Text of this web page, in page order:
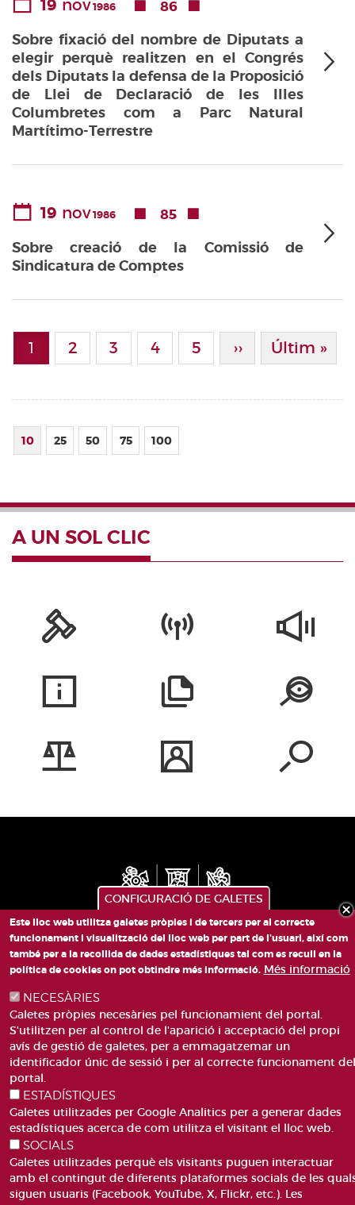
19 nov1986 86
Sobre fixació del nombre de Diputats a
elegir perquè realitzen en el Congrés
dels Diputats la defensa de la Proposició
de Llei de Declaració de les Illes
Columbretes com a Parc Natural
Martítimo-Terrestre
19 nov1986 85
Sobre creació de la Comissió de
Sindicatura de Comptes
Paginació
Pàgina actual
1 Page
2 Page
3 Page
4 Page
5 Pàgina
›› Última
Últim »
10 25 50 75 100
A UN SOL CLIC
PLAÇA DE SANT LLORENÇ, 4 VALÈNCIA 46003
TELÈFON: 963188000
Pie
de
página
ACCESIBILITAT
CANAL DE DENÚNCIES
CONTACTEU
GLOSSARI
PREGUNTES FREQÜENTS
MAPA WEB
POLÍTICA DE GALETES
CONFIGURACIÓ DE GALETES
Este lloc web utilitza galetes pròpies i de tercers per al correcte
funcionament i visualització del lloc web per part de l'usuari, així com
també per a la recollida de dades estadístiques tal com es recull en la
política de cookies on pot obtindre més informació. Més informació
NECESÀRIES
Galetes pròpies necesàries pel funcionamient del portal.
S'utilitzen per al control de l'aparició i acceptació del propi
avís de gestió de galetes, per a emmagatzemar un
identificador únic de sessió i per al correcte funcionament del
portal.
ESTADÍSTIQUES
Galetes utilitzades per Google Analitics per a generar dades
estadístiques acerca de com utilitza el visitant el lloc web.
SOCIALS
Galetes utilitzades perquè els visitants puguen interactuar
amb el contingut de diferents plataformes socials de les
siguen usuaris (Facebook, YouTube, X, Flickr, etc.). Les